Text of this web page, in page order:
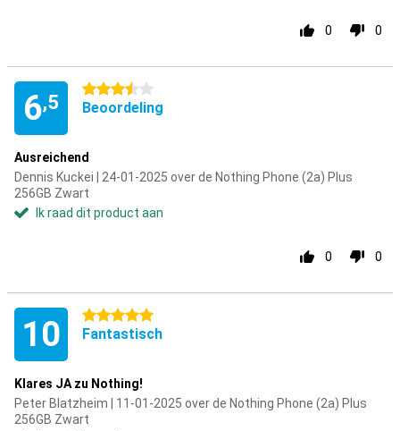
0 0
6,5
3.5 sterren
Beoordeling
Ausreichend
Dennis Kuckei | 24-01-2025 over de Nothing Phone (2a) Plus
256GB Zwart
Ik raad dit product aan
0 0
10 5 sterren
Fantastisch
Klares JA zu Nothing!
Peter Blatzheim | 11-01-2025 over de Nothing Phone (2a) Plus
256GB Zwart